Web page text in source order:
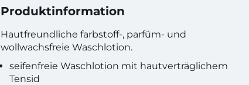
Produktinformation
Hautfreundliche farbstoff-, parfüm- und
wollwachsfreie Waschlotion.
seifenfreie Waschlotion mit hautverträglichem
Tensid